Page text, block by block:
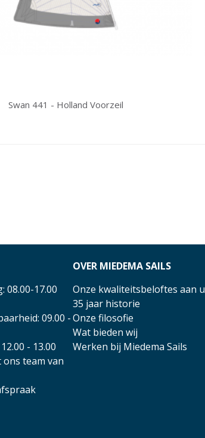
Swan 441 - Holland Voorzeil
08.00-17.00
09.00 -
- 13.00
team van
OVER MIEDEMA SAILS
Onze kwaliteitsbeloftes aan u
35 jaar historie
Onze filosofie
Wat bieden wij
Werken bij Miedema Sails